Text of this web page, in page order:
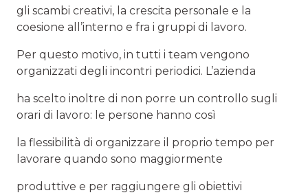
gli scambi creativi, la crescita personale e la
coesione all’interno e fra i gruppi di lavoro.
Per questo motivo, in tutti i team vengono
organizzati degli incontri periodici. L’azienda
ha scelto inoltre di non porre un controllo sugli
orari di lavoro: le persone hanno così
la flessibilità di organizzare il proprio tempo per
lavorare quando sono maggiormente
produttive e per raggiungere gli obiettivi